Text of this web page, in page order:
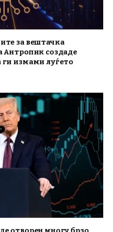
за вештачка
Антропик создаде
измами луѓето